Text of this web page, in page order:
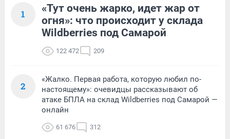
1
«Тут очень жарко, идет жар от
огня»: что происходит у склада
Wildberries под Самарой
122 472 209
2
«Жалко. Первая работа, которую любил по-
настоящему»: очевидцы рассказывают об
атаке БПЛА на склад Wildberries под Самарой —
онлайн
61 676 312